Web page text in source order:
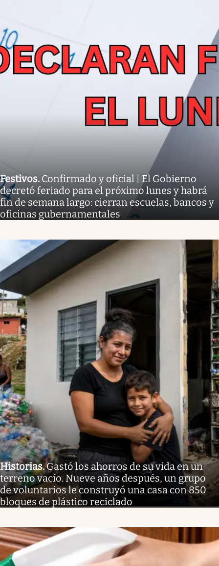
Festivos. Confirmado y oficial | El Gobierno
decretó feriado para el próximo lunes y habrá
fin de semana largo: cierran escuelas, bancos y
oficinas gubernamentales
Historias.Gastó los ahorros de su vida en un
terreno vacío. Nueve años después, un grupo
de voluntarios le construyó una casa con 850
bloques de plástico reciclado